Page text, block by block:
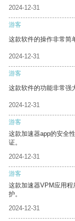
2024-12-31
游客
这款软件的操作非常简
2024-12-31
游客
这款软件的功能非常强
2024-12-31
游客
这款加速器app的安全
证。
2024-12-31
游客
这款加速器VPM应用
护。
2024-12-31